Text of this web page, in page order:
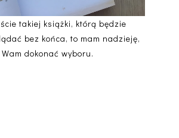
takiej książki, którą będzie
bez końca, to mam nadzieję,
Wam dokonać wyboru.